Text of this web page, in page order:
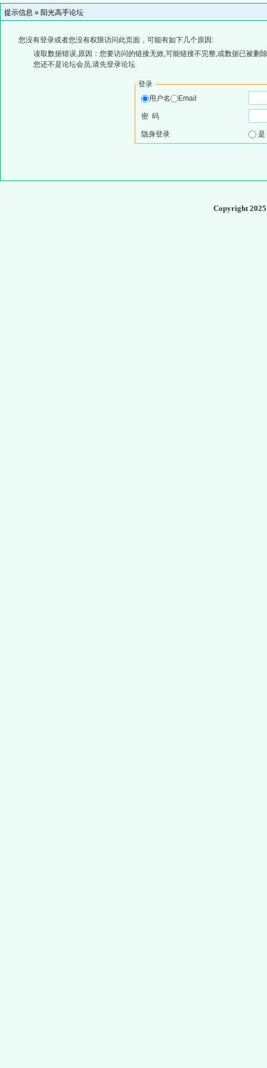
提示信息 » 阳光高手论坛
您没有登录或者您没有权限访问此页面，可能有如下几个原因:
读取数据错误,原因：您要访问的链接无效,可能链接不完整,或数据已被删
您还不是论坛会员,请先登录论坛
登录
用户名
Email
密 码
隐身登录
Copyright